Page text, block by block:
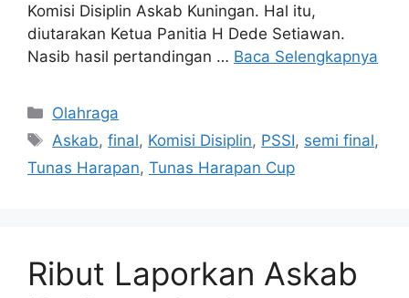
Komisi Disiplin Askab Kuningan. Hal itu,
diutarakan Ketua Panitia H Dede Setiawan.
Nasib hasil pertandingan … Baca Selengkapnya
Kategori
Olahraga
Tag
Askab,final, Komisi Disiplin, PSSI, semi final,
Tunas Harapan, Tunas Harapan Cup
Ribut Laporkan Askab